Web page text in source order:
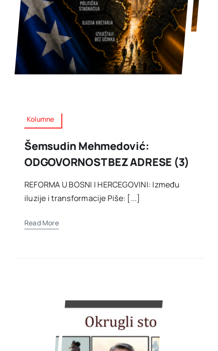
Kolumne
Šemsudin Mehmedović:
ODGOVORNOST BEZ ADRESE (3)
REFORMA U BOSNI I HERCEGOVINI: Između
iluzije i transformacije Piše: [...]
Read More